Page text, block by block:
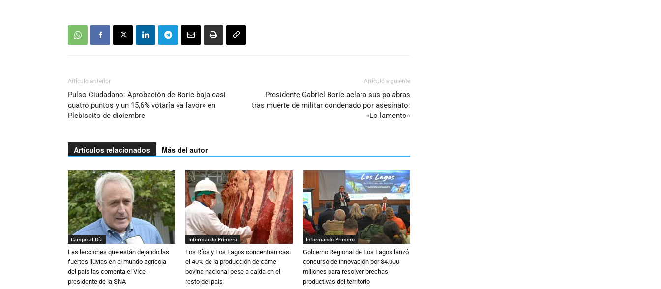
Artículo anterior
Pulso Ciudadano: Aprobación de Boric baja casi
cuatro puntos y un 15,6% votaría «a favor» en
Plebiscito de diciembre
Artículo siguiente
Presidente Gabriel Boric aclara sus palabras
tras muerte de militar condenado por asesinato:
«Lo lamento»
Artículos relacionados Más del autor
Campo al Día
Las lecciones que están dejando las
fuertes lluvias en el mundo agrícola
del país las comenta el Vice-
presidente de la SNA
Informando Primero
Los Ríos y Los Lagos concentran casi
el 40% de la producción de carne
bovina nacional pese a caída en el
resto del país
Informando Primero
Gobierno Regional de Los Lagos lanzó
concurso de innovación por $4.000
millones para resolver brechas
productivas del territorio